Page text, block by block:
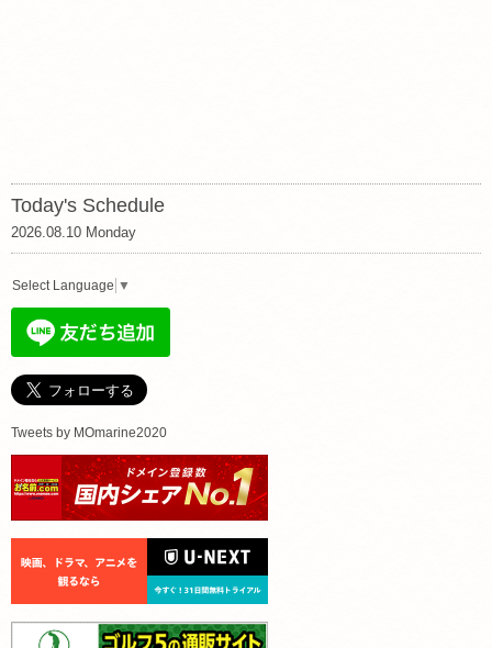
Today's Schedule
2026.08.10 Monday
Select Language ▼
Tweets by MOmarine2020